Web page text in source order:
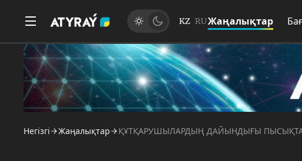
KZ RUЖаңалықтар
Негізгі Жаңалықтар ҚҰТҚАРУШЫЛАРДЫҢ ДАЙЫНДЫҒЫ